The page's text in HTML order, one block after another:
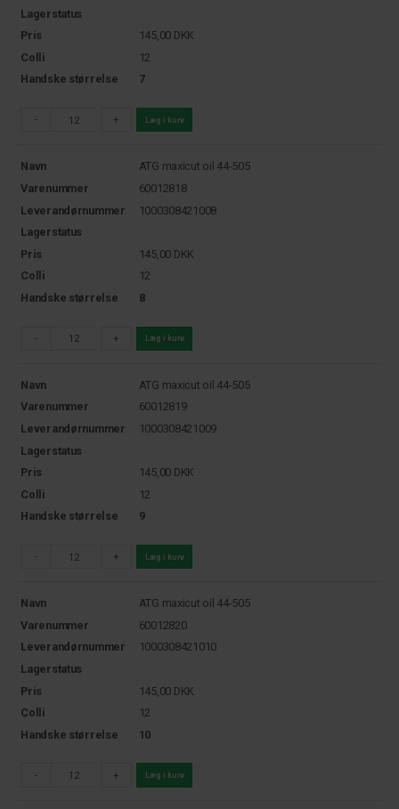
Lagerstatus
Pris
145,00 DKK
Colli
12
Handske størrelse
7
- + Læg i kurv
Navn
ATG maxicut oil 44-505
Varenummer
60012818
Leverandørnummer
1000308421008
Lagerstatus
Pris
145,00 DKK
Colli
12
Handske størrelse
8
- + Læg i kurv
Navn
ATG maxicut oil 44-505
Varenummer
60012819
Leverandørnummer
1000308421009
Lagerstatus
Pris
145,00 DKK
Colli
12
Handske størrelse
9
- + Læg i kurv
Navn
ATG maxicut oil 44-505
Varenummer
60012820
Leverandørnummer
1000308421010
Lagerstatus
Pris
145,00 DKK
Colli
12
Handske størrelse
10
- + Læg i kurv